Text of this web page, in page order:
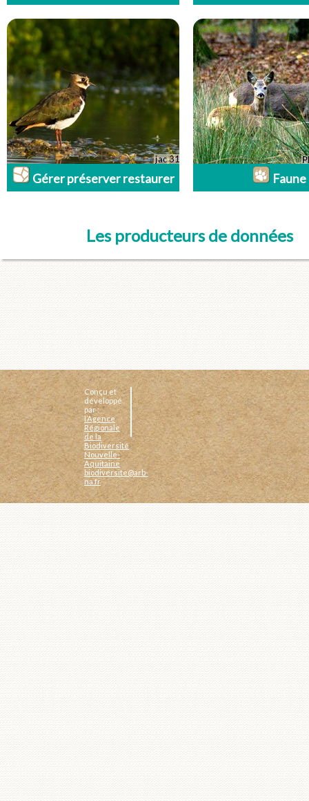
Gérer préserver restaurer Faune
Les producteurs de données
Conçu et
développé
par :
l’Agence
Régionale
de la
Biodiversité
Nouvelle-
Aquitaine
biodiversite@arb-
na.fr